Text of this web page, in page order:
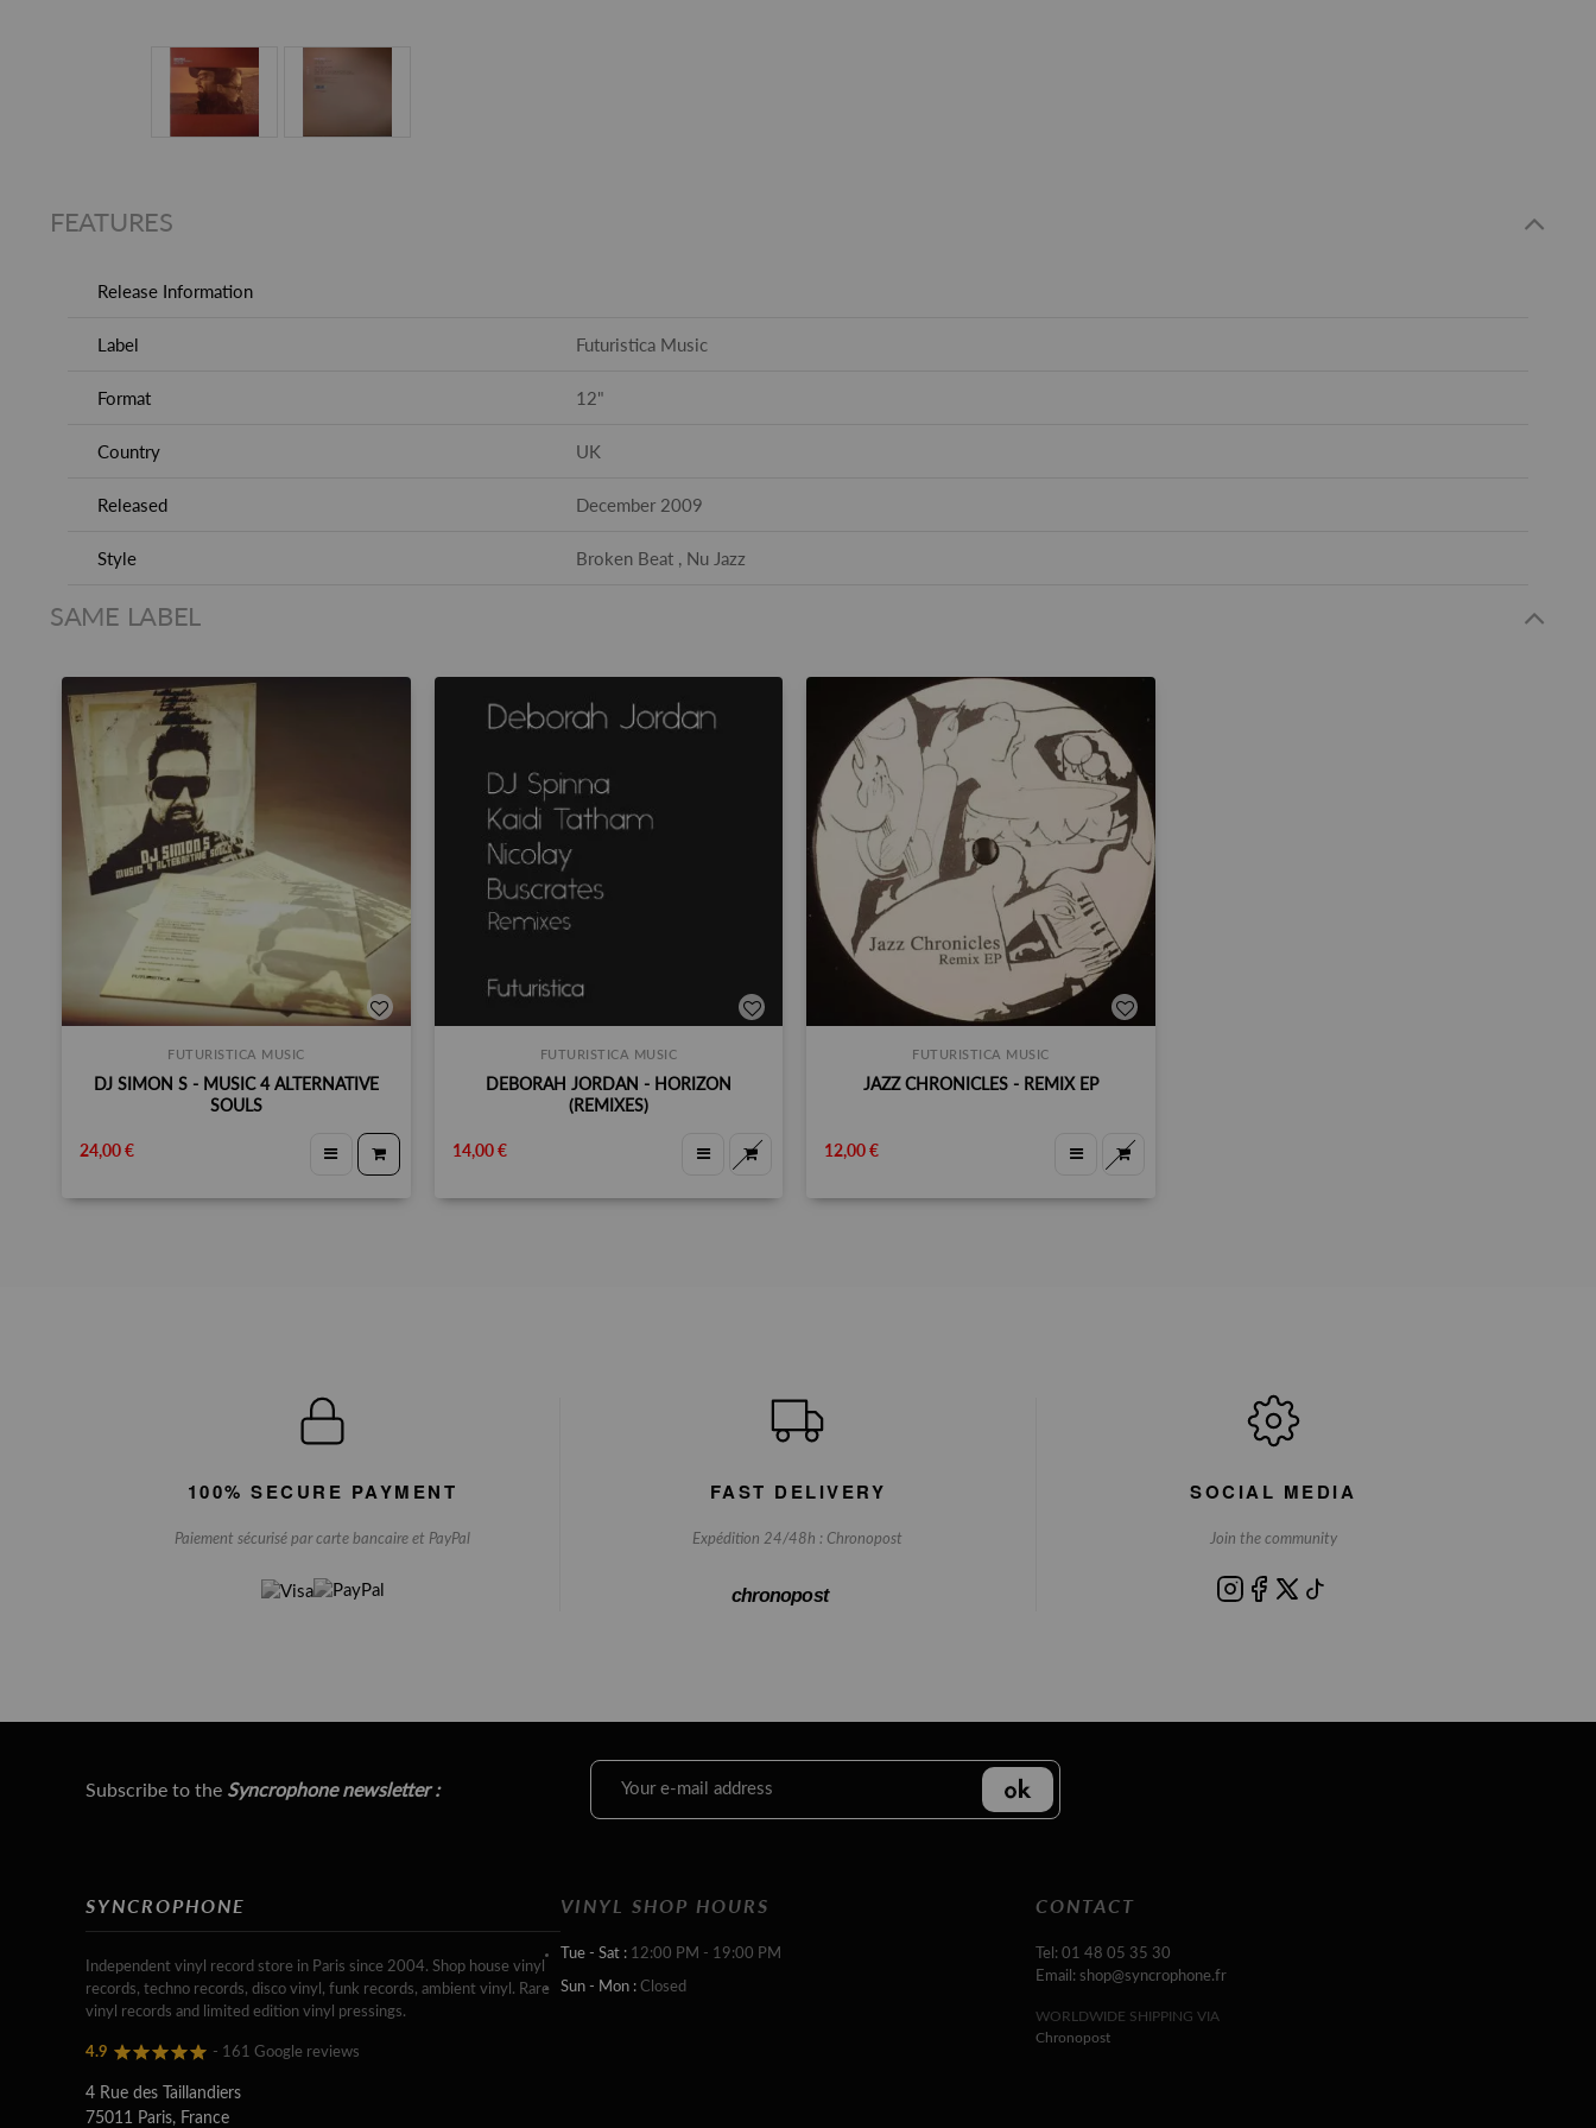
FEATURES
Release Information
Label Futuristica Music
Format 12"
Country UK
Released December 2009
Style Broken Beat , Nu Jazz
SAME LABEL
FUTURISTICA MUSIC
DJ SIMON S - MUSIC 4 ALTERNATIVE
SOULS
24,00 €
FUTURISTICA MUSIC
DEBORAH JORDAN - HORIZON
(REMIXES)
14,00 €
FUTURISTICA MUSIC
JAZZ CHRONICLES - REMIX EP
12,00 €
100% SECURE PAYMENT
Paiement sécurisé par carte bancaire et PayPal
FAST DELIVERY
Expédition 24/48h : Chronopost
chronopost
SOCIAL MEDIA
Join the community
Subscribe to the Syncrophone newsletter :
SYNCROPHONE
Independent vinyl record store in Paris since 2004. Shop house vinyl
records, techno records, disco vinyl, funk records, ambient vinyl. Rare
vinyl records and limited edition vinyl pressings.
4.9 - 161 Google reviews
4 Rue des Taillandiers
75011 Paris, France
VINYL SHOP HOURS
Tue - Sat : 12:00 PM - 19:00 PM
Sun - Mon : Closed
CONTACT
Tel: 01 48 05 35 30
Email: shop@syncrophone.fr
WORLDWIDE SHIPPING VIA
Chronopost